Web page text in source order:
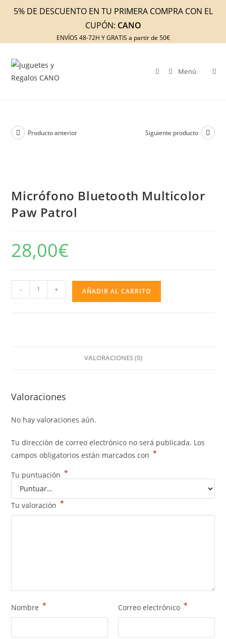
5% DE DESCUENTO EN TU PRIMERA COMPRA CON EL
CUPÓN: CANO
ENVÍOS 48-72H Y GRATIS a partir de 50€
Menú
Producto anterior Siguiente producto
Micrófono Bluetooth Multicolor
Paw Patrol
28,00€
Micrófono
Bluetooth
- + AÑADIR AL CARRITO
VALORACIONES (0)
Valoraciones
No hay valoraciones aún.
Tu dirección de correo electrónico no será publicada. Los
campos obligatorios están marcados con *
Tu puntuación *
Tu valoración *
Nombre * Correo electrónico *